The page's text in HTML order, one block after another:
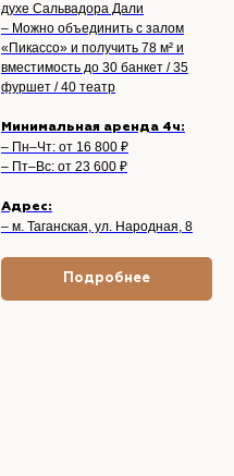
духе Сальвадора Дали
– Можно объединить с залом
«Пикассо» и получить 78 м² и
вместимость до 30 банкет / 35
фуршет / 40 театр
Минимальная аренда 4ч:
– Пн–Чт: от 16 800 ₽
– Пт–Вс: от 23 600 ₽
Адрес:
– м. Таганская, ул. Народная, 8
Подробнее